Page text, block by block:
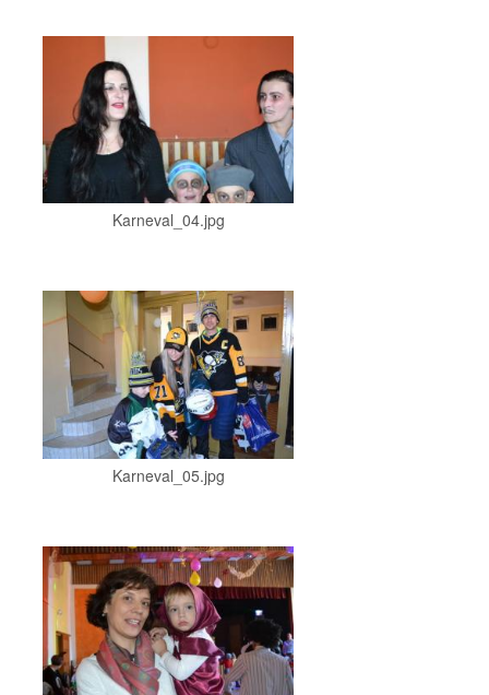
Karneval_04.jpg
Karneval_05.jpg